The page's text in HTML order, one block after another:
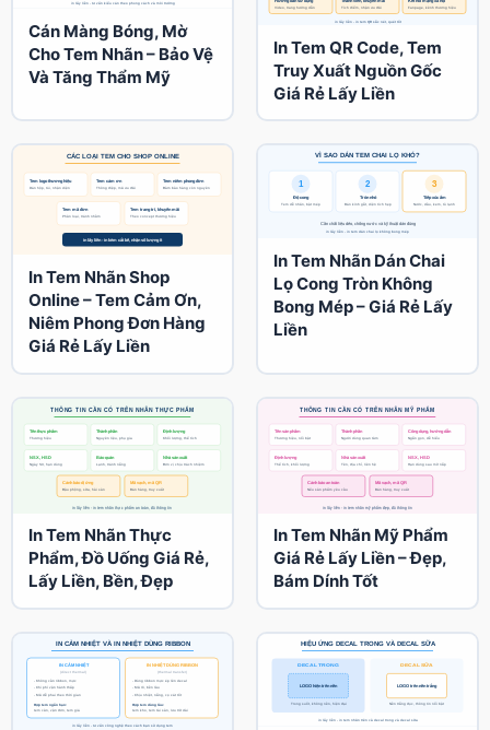
Cán Màng Bóng, Mờ
Cho Tem Nhãn – Bảo Vệ
Và Tăng Thẩm Mỹ
In Tem QR Code, Tem
Truy Xuất Nguồn Gốc
Giá Rẻ Lấy Liền
In Tem Nhãn Shop
Online – Tem Cảm Ơn,
Niêm Phong Đơn Hàng
Giá Rẻ Lấy Liền
In Tem Nhãn Dán Chai
Lọ Cong Tròn Không
Bong Mép – Giá Rẻ Lấy
Liền
In Tem Nhãn Thực
Phẩm, Đồ Uống Giá Rẻ,
Lấy Liền, Bền, Đẹp
In Tem Nhãn Mỹ Phẩm
Giá Rẻ Lấy Liền – Đẹp,
Bám Dính Tốt